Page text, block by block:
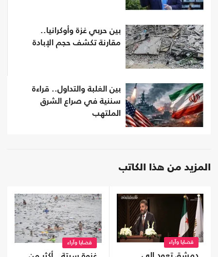
بين حربي غزة وأوكرانيا..
مقارنة تكشف حجم الإبادة
بين الغلبة والتداول.. قراءة
سننية في صراع الشرق
الملتهب
المزيد من هذا الكاتب
قضايا وآراء قضايا وآراء